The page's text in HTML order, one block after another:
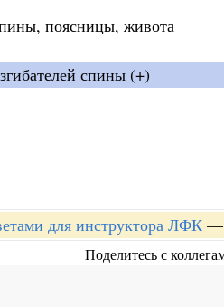
поясницы, живота
спины (+)
для инструктора ЛФК —
Поделитесь с